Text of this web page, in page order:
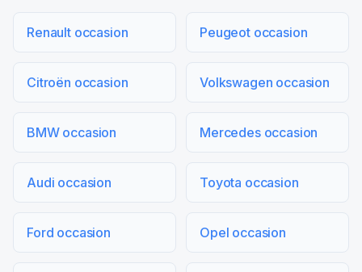
Renault occasion Peugeot occasion
Citroën occasion Volkswagen occasion
BMW occasion Mercedes occasion
Audi occasion Toyota occasion
Ford occasion Opel occasion